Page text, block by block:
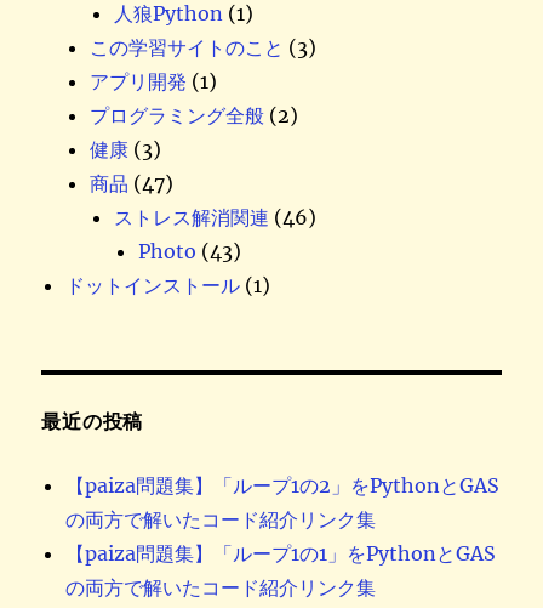
人狼Python (1)
この学習サイトのこと (3)
アプリ開発 (1)
プログラミング全般 (2)
健康 (3)
商品 (47)
ストレス解消関連 (46)
Photo (43)
ドットインストール (1)
最近の投稿
【paiza問題集】「ループ1の2」をPythonとGAS
の両方で解いたコード紹介リンク集
【paiza問題集】「ループ1の1」をPythonとGAS
の両方で解いたコード紹介リンク集